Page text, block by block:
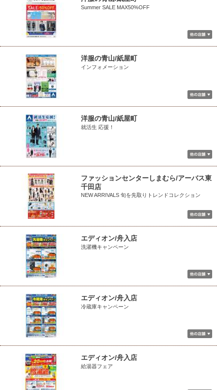
Summer SALE MAX50%OFF
洋服の青山/紙屋町
インフォメーション
洋服の青山/紙屋町
就活生 応援！
ファッションセンターしまむら/アーバス東
千田店
NEW ARRIVALS 旬を先取りトレンドコレクション
エディオン/舟入店
洗濯機キャンペーン
エディオン/舟入店
冷蔵庫キャンペーン
エディオン/舟入店
給湯器フェア